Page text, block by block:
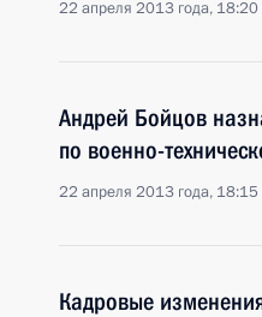
22 апреля 2013 года, 18:20
Андрей Бойцов
по военно-
22 апреля 2013 года, 18:15
Кадровые